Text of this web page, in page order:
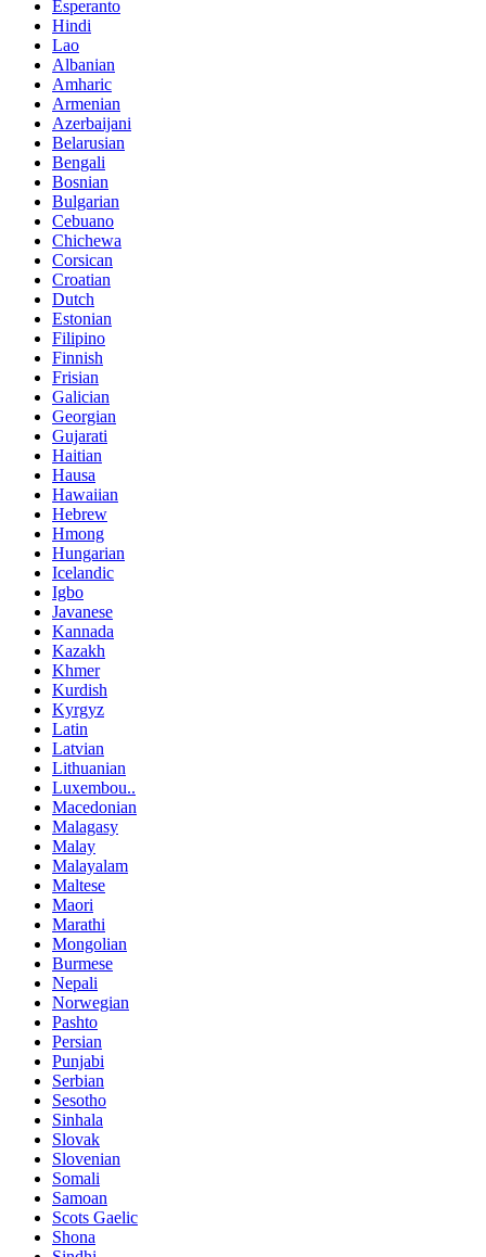
Esperanto
Hindi
Lao
Albanian
Amharic
Armenian
Azerbaijani
Belarusian
Bengali
Bosnian
Bulgarian
Cebuano
Chichewa
Corsican
Croatian
Dutch
Estonian
Filipino
Finnish
Frisian
Galician
Georgian
Gujarati
Haitian
Hausa
Hawaiian
Hebrew
Hmong
Hungarian
Icelandic
Igbo
Javanese
Kannada
Kazakh
Khmer
Kurdish
Kyrgyz
Latin
Latvian
Lithuanian
Luxembou..
Macedonian
Malagasy
Malay
Malayalam
Maltese
Maori
Marathi
Mongolian
Burmese
Nepali
Norwegian
Pashto
Persian
Punjabi
Serbian
Sesotho
Sinhala
Slovak
Slovenian
Somali
Samoan
Scots Gaelic
Shona